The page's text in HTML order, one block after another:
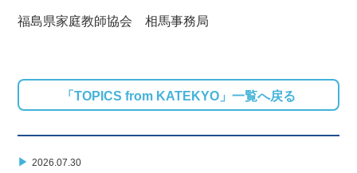
福島県家庭教師協会 相馬事務局
「TOPICS from KATEKYO」一覧へ戻る
▶ 2026.07.30